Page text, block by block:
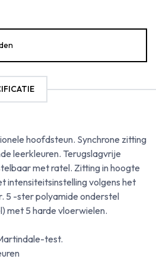
hoofdsteun. Synchrone zitting
leerkleuren. Terugslagvrije
met ratel. Zitting in hoogte
intensiteitsinstelling volgens het
5 -ster polyamide onderstel
met 5 harde vloerwielen.
test.